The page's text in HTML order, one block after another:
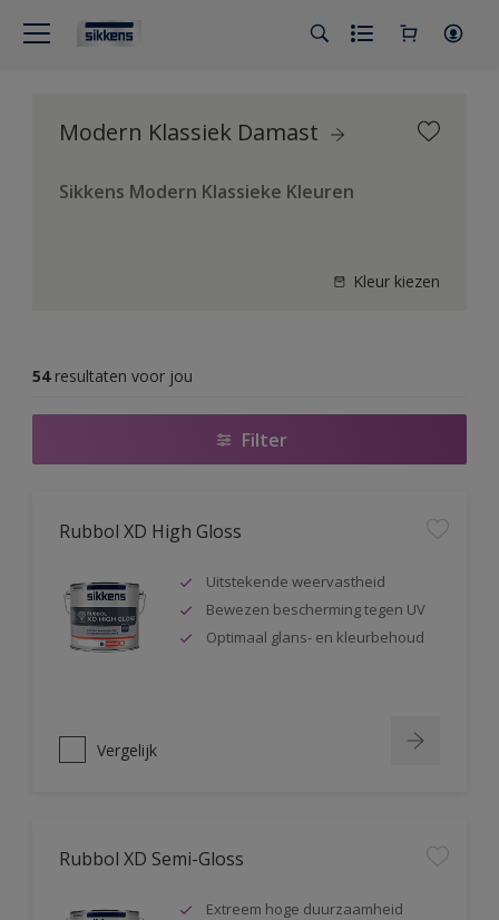
Modern Klassiek Damast
Sikkens Modern Klassieke Kleuren
Kleur kiezen
54 resultaten voor jou
Filter
Rubbol XD High Gloss
Uitstekende weervastheid
Bewezen bescherming tegen UV
Optimaal glans- en kleurbehoud
Vergelijk
Rubbol XD Semi-Gloss
Extreem hoge duurzaamheid